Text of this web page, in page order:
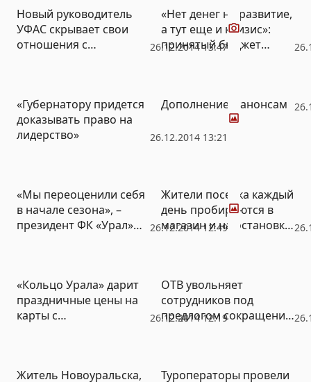
26.12.2014 13:47
Новый руководитель
УФАС скрывает свои
отношения с
Видео
«Нет денег на развитие,
а тут еще и кризис»:
принятый бюджет
26.12.2014 13:21
«Губернатору придется
доказывать право на
лидерство»
Фото
Дополнение к анонсам
26.12.2014 12:49
«Мы переоценили себя
в начале сезона», –
президент ФК «Урал»
Фото
Жители поселка каждый
день пробираются в
магазин и на остановку,
26.12.2014 12:19
«Кольцо Урала» дарит
праздничные цены на
карты с
ОТВ увольняет
сотрудников под
предлогом сокращения
Житель Новоуральска,
Туроператоры провели